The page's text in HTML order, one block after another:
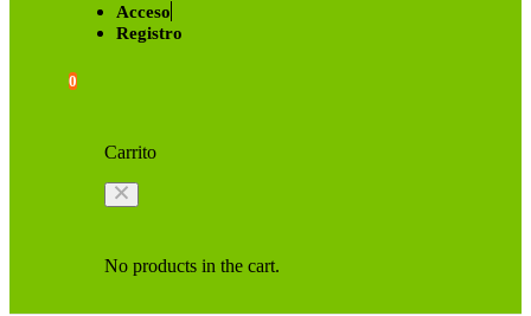
Acceso
Registro
0
Carrito
No products in the cart.